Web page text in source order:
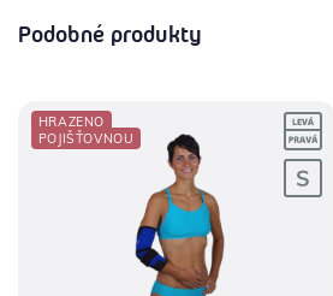
Podobné produkty
HRAZENO
POJIŠŤOVNOU